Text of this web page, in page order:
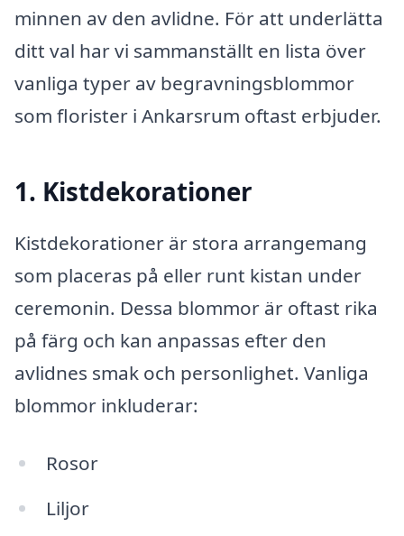
minnen av den avlidne. För att underlätta
ditt val har vi sammanställt en lista över
vanliga typer av begravningsblommor
som florister i Ankarsrum oftast erbjuder.
1. Kistdekorationer
Kistdekorationer är stora arrangemang
som placeras på eller runt kistan under
ceremonin. Dessa blommor är oftast rika
på färg och kan anpassas efter den
avlidnes smak och personlighet. Vanliga
blommor inkluderar:
Rosor
Liljor